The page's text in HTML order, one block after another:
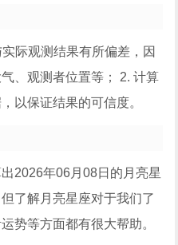
际观测结果有所偏差，因
、观测者位置等； 2. 计算
以保证结果的可信度。
2026年06月08日的月亮星
了解月亮星座对于我们了
势等方面都有很大帮助。